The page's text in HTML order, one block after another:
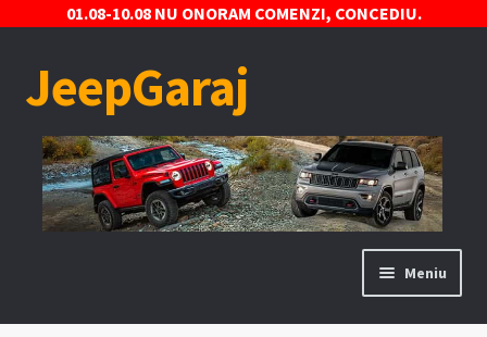
01.08-10.08 NU ONORAM COMENZI, CONCEDIU.
Sari
la
Sari
la
JeepGaraj
Meniu
Prima pagină